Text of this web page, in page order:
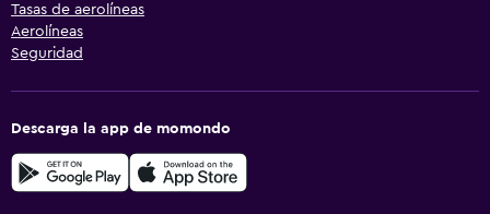
Tasas de aerolíneas
Aerolíneas
Seguridad
Descarga la app de momondo